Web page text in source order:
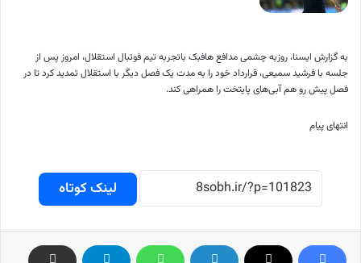
به گزارش ایسنا، روزبه چشمی مدافع هافبک باتجربه تیم فوتبال استقلال، امروز پس از
جلسه با فرشید سمیعی، قرارداد خود را به مدت یک فصل دیگر با استقلال تمدید کرد تا در
فصل پیش رو هم آبی‌های پایتخت را همراهی کند.
انتهای پیام
لینک کوتاه